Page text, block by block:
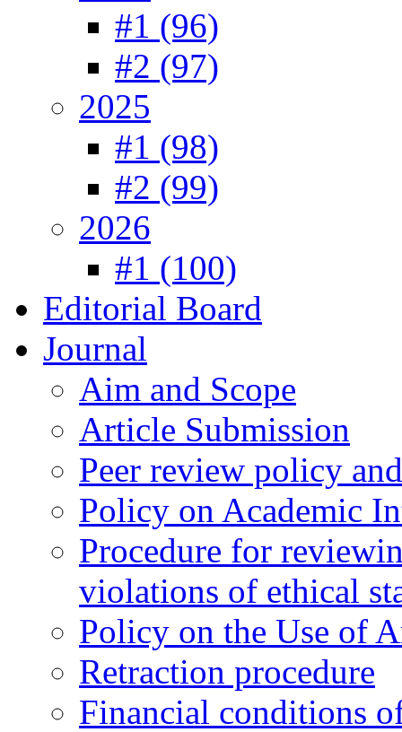
#1 (96)
#2 (97)
2025
#1 (98)
#2 (99)
2026
#1 (100)
Editorial Board
Journal
Aim and Scope
Article Submission
Peer review policy
Policy on Academic
Procedure for
violations of ethical
Policy on the Use of
Retraction procedure
Financial conditions